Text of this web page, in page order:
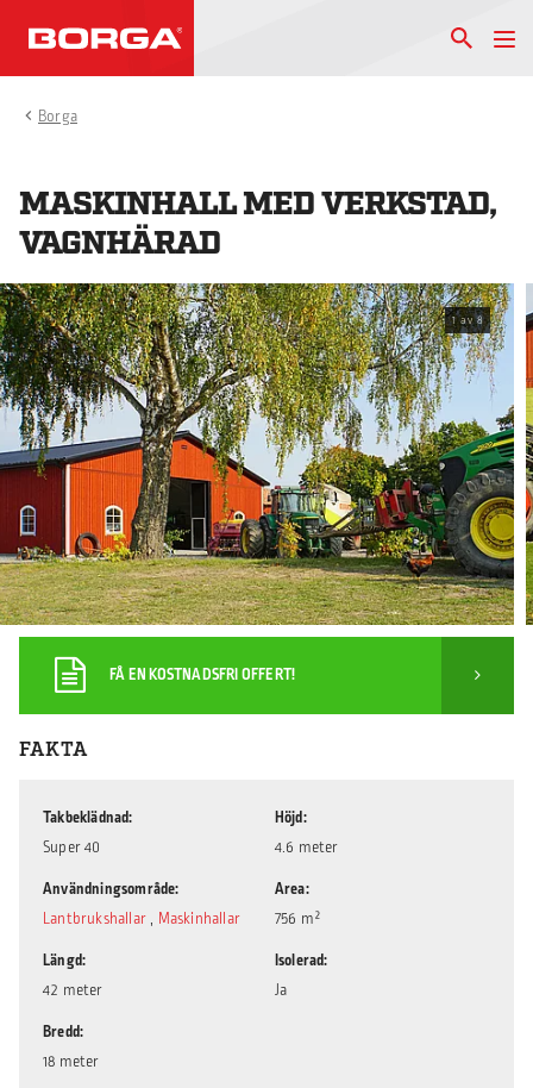
Borga
MASKINHALL MED VERKSTAD,
VAGNHÄRAD
1 av 8
FÅ EN KOSTNADSFRI OFFERT!
FAKTA
Takbeklädnad
Super 40
Användningsområde
Lantbrukshallar , Maskinhallar
Längd
42 meter
Bredd
18 meter
Höjd
4.6 meter
Area
756 m²
Isolerad
Ja